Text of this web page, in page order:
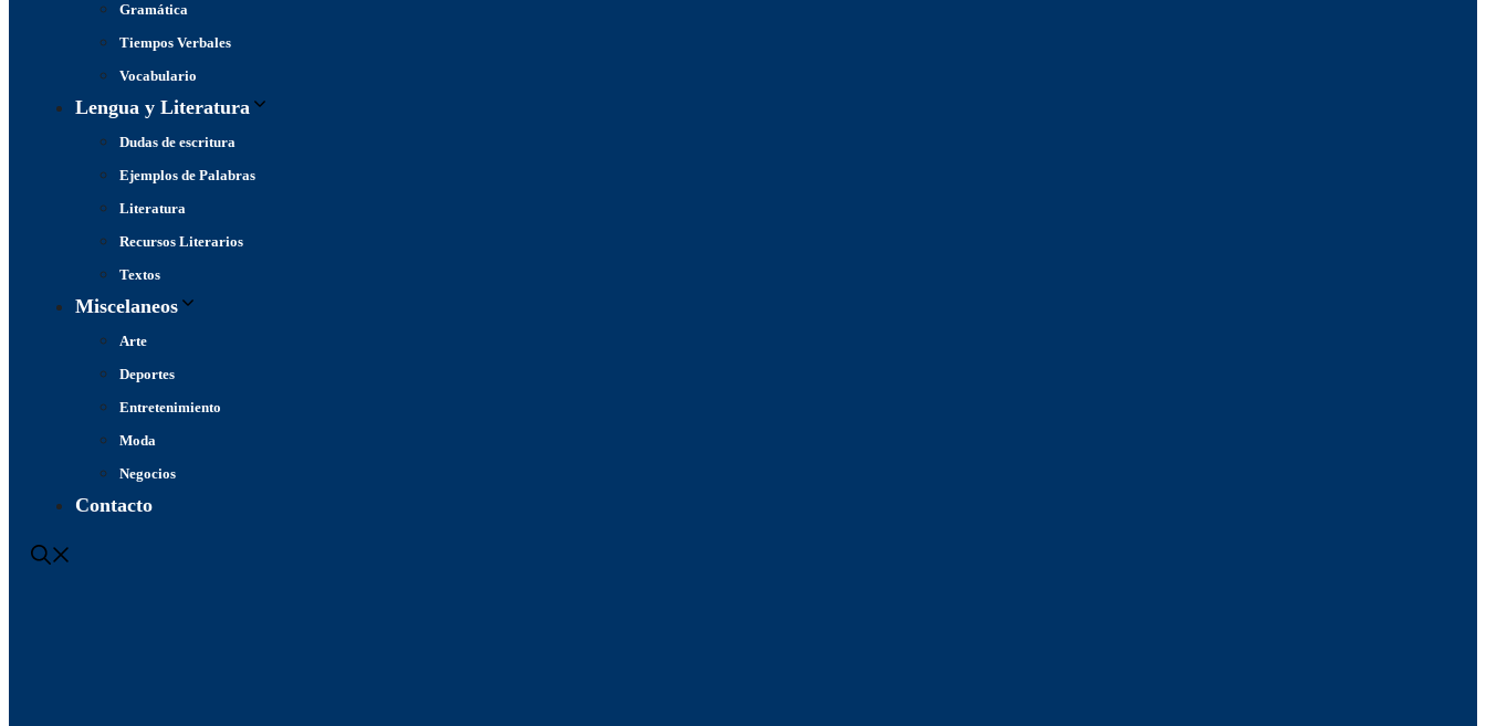
Gramática
Tiempos Verbales
Vocabulario
Lengua y Literatura
Dudas de escritura
Ejemplos de Palabras
Literatura
Recursos Literarios
Textos
Miscelaneos
Arte
Deportes
Entretenimiento
Moda
Negocios
Contacto